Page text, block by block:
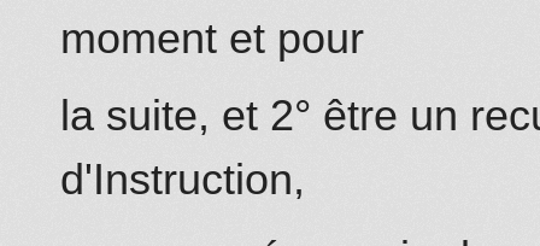
moment et pour
la suite, et 2° être un
d'Instruction,